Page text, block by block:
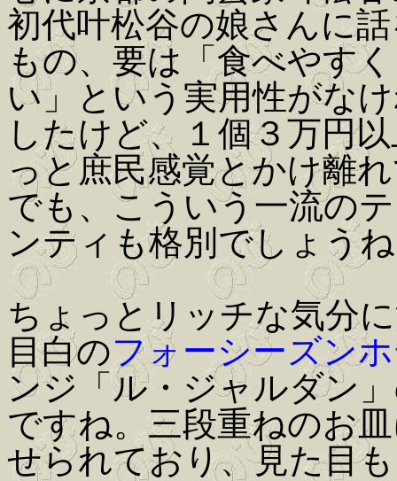
初代叶松谷の娘さんに
もの、要は「食べやす
い」という実用性がな
したけど、１個３万円
っと庶民感覚とかけ離
でも、こういう一流の
ンティも格別でしょう
ちょっとリッチな気分
目白のフォーシーズン
ンジ「ル・ジャルダン
ですね。三段重ねのお
せられており、見た目